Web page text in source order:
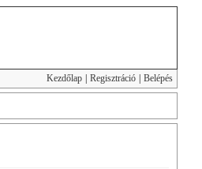
Kezdőlap Regisztráció Belépés